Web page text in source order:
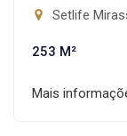
Setlife
253 M²
Mais